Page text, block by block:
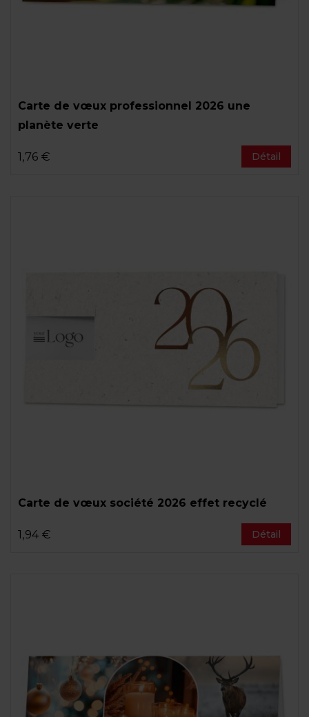
Carte de vœux professionnel 2026 une
planète verte
1,76 € Détail
Carte de vœux société 2026 effet recyclé
1,94 € Détail